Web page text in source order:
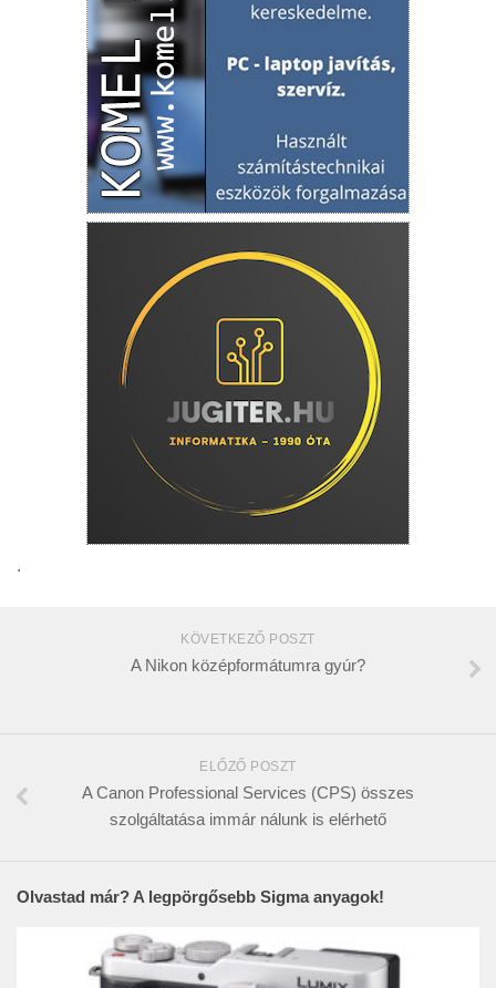
.
KÖVETKEZŐ POSZT
A Nikon középformátumra gyúr?
ELŐZŐ POSZT
A Canon Professional Services (CPS) összes
szolgáltatása immár nálunk is elérhető
Olvastad már? A legpörgősebb Sigma anyagok!